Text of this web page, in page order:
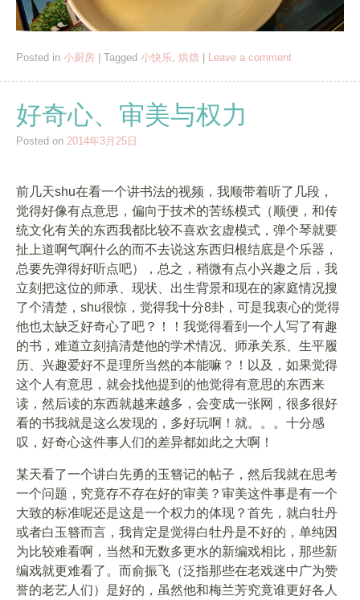
Posted in 小厨房 Tagged 小快乐 烘焙 Leave a comment
好奇心、审美与权力
Posted on 2014年3月25日
前几天shu在看一个讲书法的视频，我顺带着听了几段，
觉得好像有点意思，偏向于技术的苦练模式（顺便，和传
统文化有关的东西我都比较不喜欢玄虚模式，弹个琴就要
扯上道啊气啊什么的而不去说这东西归根结底是个乐器，
总要先弹得好听点吧），总之，稍微有点小兴趣之后，我
立刻把这位的师承、现状、出生背景和现在的家庭情况搜
了个清楚，shu很惊，觉得我十分8卦，可是我衷心的觉得
他也太缺乏好奇心了吧？！！我觉得看到一个人写了有趣
的书，难道立刻搞清楚他的学术情况、师承关系、生平履
历、兴趣爱好不是理所当然的本能嘛？！以及，如果觉得
这个人有意思，就会找他提到的他觉得有意思的东西来
读，然后读的东西就越来越多，会变成一张网，很多很好
看的书我就是这么发现的，多好玩啊！就。。。十分感
叹，好奇心这件事人们的差异都如此之大啊！
某天看了一个讲白先勇的玉簪记的帖子，然后我就在思考
一个问题，究竟存不存在好的审美？审美这件事是有一个
大致的标准呢还是这是一个权力的体现？首先，就白牡丹
或者白玉簪而言，我肯定是觉得白牡丹是不好的，单纯因
为比较难看啊，当然和无数多更水的新编戏相比，那些新
编戏就更难看了。而俞振飞（泛指那些在老戏迷中广为赞
誉的老艺人们）是好的，虽然他和梅兰芳究竟谁更好各人